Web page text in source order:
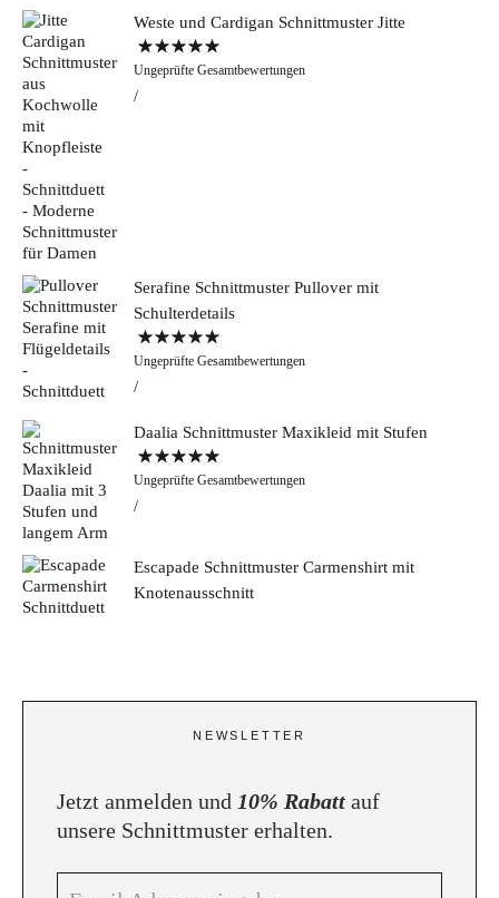
Weste und Cardigan Schnittmuster Jitte
Bewertet mit
5.00von 5
Ungeprüfte Gesamtbewertungen
Serafine Schnittmuster Pullover mit
Schulterdetails
Bewertet mit
5.00von 5
Ungeprüfte Gesamtbewertungen
Daalia Schnittmuster Maxikleid mit Stufen
Bewertet mit
5.00von 5
Ungeprüfte Gesamtbewertungen
Escapade Schnittmuster Carmenshirt mit
Knotenausschnitt
NEWSLETTER
Jetzt anmelden und 10% Rabatt auf
unsere Schnittmuster erhalten.